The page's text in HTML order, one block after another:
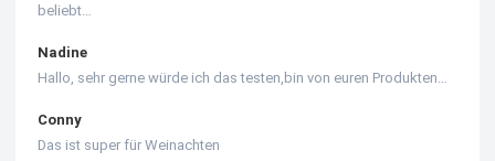
beliebt…
Nadine
Hallo, sehr gerne würde ich das testen,bin von euren Produkten…
Conny
Das ist super für Weinachten